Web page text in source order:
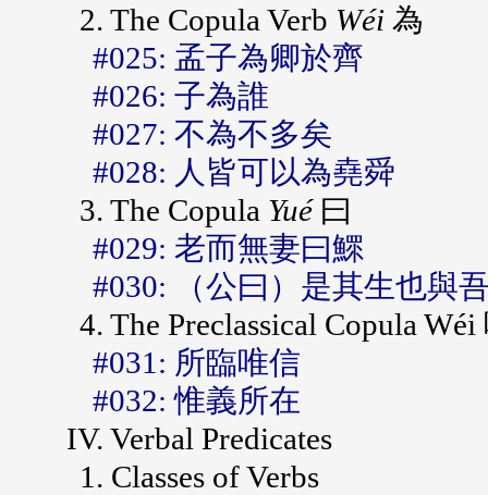
2. The Copula Verb Wéi 為
#025: 孟子為卿於齊
#026: 子為誰
#027: 不為不多矣
#028: 人皆可以為堯舜
3. The Copula Yué曰
#029: 老而無妻曰鰥
#030: （公曰）是其生也與
4. The Preclassical Copula
#031: 所臨唯信
#032: 惟義所在
IV. Verbal Predicates
1. Classes of Verbs